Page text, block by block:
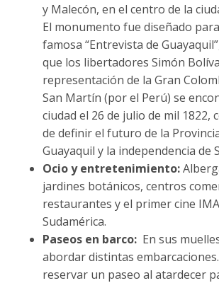
y Malecón, en el centro de la
El monumento fue diseñado
famosa “Entrevista de
que los libertadores Simón
representación de la Gran
San Martín (por el Perú) se
ciudad el 26 de julio de mil 1822,
de definir el futuro de la
Guayaquil y la independencia de
Ocio y entretenimiento:
jardines botánicos, centros
restaurantes y el primer cine
Sudamérica.
Paseos en barco: En sus
abordar distintas
reservar un paseo al atardecer